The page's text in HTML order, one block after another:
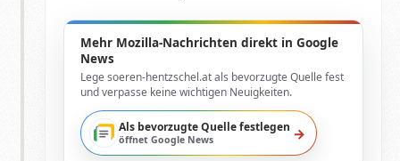
Mehr Mozilla-Nachrichten direkt in Google
News
Lege soeren-hentzschel.at als bevorzugte Quelle fest
und verpasse keine wichtigen Neuigkeiten.
Als bevorzugte Quelle festlegen
öffnet Google News →